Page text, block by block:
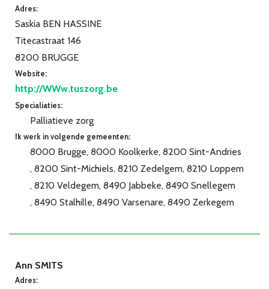
Adres:
Saskia BEN HASSINE
Titecastraat 146
8200 BRUGGE
Website:
http://WWw.tuszorg.be
Specialiaties:
Palliatieve zorg
Ik werk in volgende gemeenten:
8000 Brugge 8000 Koolkerke 8200 Sint-Andries
8200 Sint-Michiels 8210 Zedelgem 8210 Loppem
8210 Veldegem 8490 Jabbeke 8490 Snellegem
8490 Stalhille 8490 Varsenare 8490 Zerkegem
Ann SMITS
Adres: